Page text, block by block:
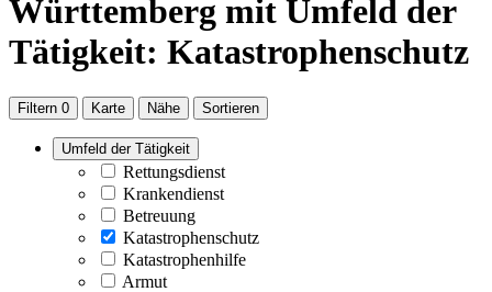
Württemberg mit Umfeld der
Tätigkeit: Katastrophenschutz
Filtern 0 Karte Nähe Sortieren
Umfeld der Tätigkeit
Rettungsdienst
Krankendienst
Betreuung
Katastrophenschutz
Katastrophenhilfe
Armut